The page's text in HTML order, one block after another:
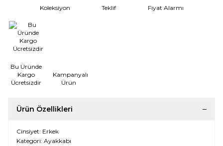
Koleksiyon Teklif Fiyat Alarmı
Bu Üründe
Kargo
Ücretsizdir
Kampanyalı
Ürün
Ürün Özellikleri
Cinsiyet: Erkek
Kategori: Ayakkabı